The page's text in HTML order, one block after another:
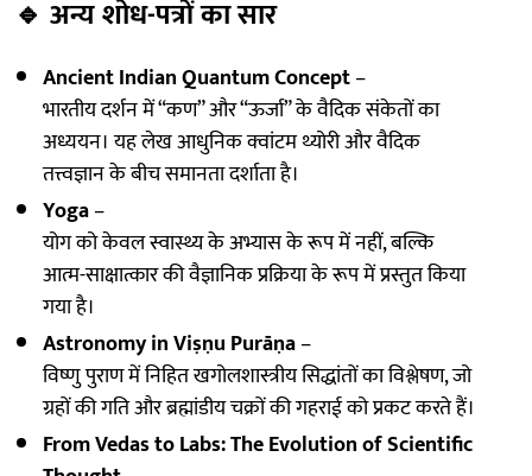
🔹 अन्य शोध-पत्रों का सार
Ancient Indian Quantum Concept–
भारतीय दर्शन में “कण” और “ऊर्जा” के वैदिक संकेतों का
अध्ययन। यह लेख आधुनिक क्वांटम थ्योरी और वैदिक
तत्त्वज्ञान के बीच समानता दर्शाता है।
Yoga–
योग को केवल स्वास्थ्य के अभ्यास के रूप में नहीं, बल्कि
आत्म-साक्षात्कार की वैज्ञानिक प्रक्रिया के रूप में प्रस्तुत किया
गया है।
Astronomy in Viṣṇu Purāṇa–
विष्णु पुराण में निहित खगोलशास्त्रीय सिद्धांतों का विश्लेषण, जो
ग्रहों की गति और ब्रह्मांडीय चक्रों की गहराई को प्रकट करते हैं।
From Vedas to Labs: The Evolution of Scientific